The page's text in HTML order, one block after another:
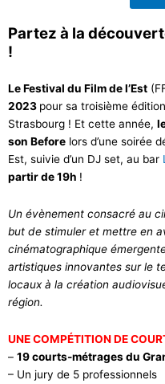
Partez à la
!
Le Festival du Film de l’Est
2023 pour sa troisième
Strasbourg ! Et cette année,
son Before lors d’une soirée
Est, suivie d’un DJ set, au bar
partir de 19h !
Un évènement consacré au
but de stimuler et mettre en
cinématographique
artistiques innovantes sur le
locaux à la création
région.
UNE COMPÉTITION DE
– 19 courts-métrages du
– Un jury de 5 professionnels